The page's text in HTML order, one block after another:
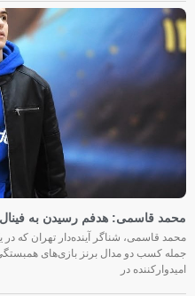
محمد قاسمی: هدفم رسیدن به فینال ۴۰۰ متر بازی‌های آسیایی ناگویاست
محمد قاسمی، شناگر آینده‌دار تهران که در
جمله کسب دو مدال برنز بازی‌های
امیدوارکننده در